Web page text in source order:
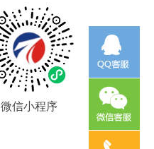
微信小程序